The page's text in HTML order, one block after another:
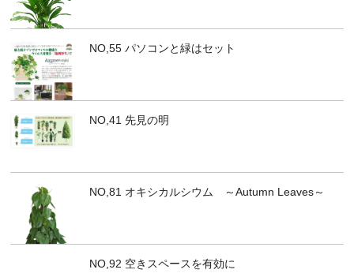
NO,55 パソコンと緑はセット
NO,41 先見の明
NO,81 オキシカルシウム ～Autumn Leaves～
NO,92 空きスペースを有効に